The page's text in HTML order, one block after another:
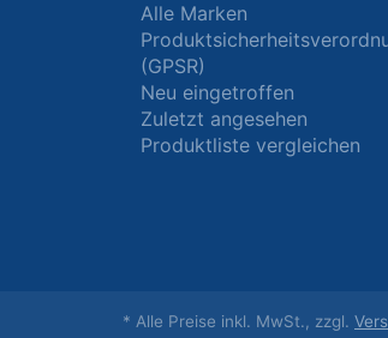
Alle Marken
(GPSR)
Neu eingetroffen
Zuletzt angesehen
Produktliste vergleichen
* Alle Preise inkl. MwSt., zzgl.